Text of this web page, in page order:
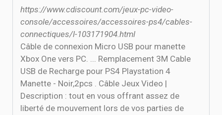
https://www.cdiscount.com/jeux-pc-video-
console/accessoires/accessoires-ps4/cables-
connectiques/l-103171904.html
Câble de connexion Micro USB pour manette
Xbox One vers PC. ... Remplacement 3M Cable
USB de Recharge pour PS4 Playstation 4
Manette - Noir,2pcs . Câble Jeux Video |
Description : tout en vous offrant assez de
liberté de mouvement lors de vos parties de